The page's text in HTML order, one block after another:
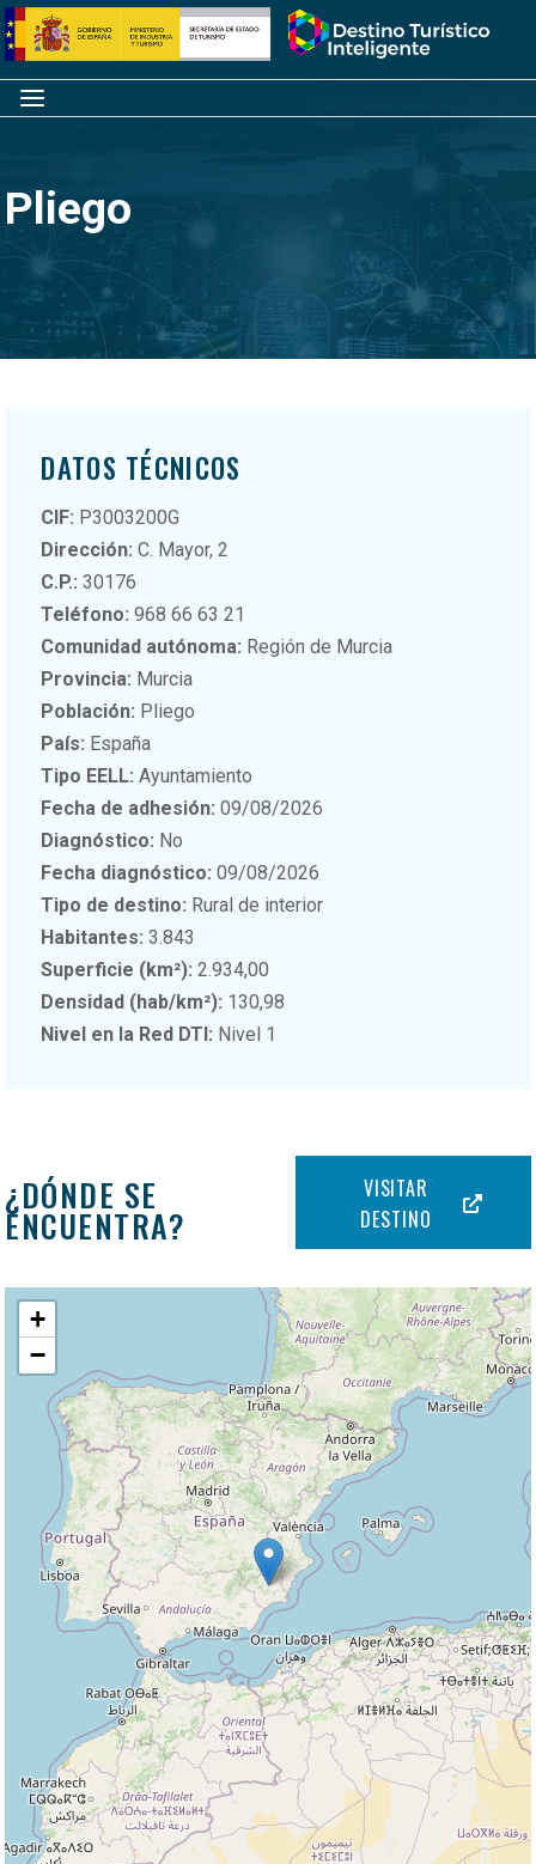
Saltar
al
contenido
Inicio
Menú
Pliego
DATOS TÉCNICOS
CIF: P3003200G
Dirección: C. Mayor, 2
C.P.: 30176
Teléfono: 968 66 63 21
Comunidad autónoma: Región de Murcia
Provincia: Murcia
Población: Pliego
País: España
Tipo EELL: Ayuntamiento
Fecha de adhesión: 09/08/2026
Diagnóstico: No
Fecha diagnóstico: 09/08/2026
Tipo de destino: Rural de interior
Habitantes: 3.843
Superficie (km²): 2.934,00
Densidad (hab/km²): 130,98
Nivel en la Red DTI: Nivel 1
¿DÓNDE SE
ENCUENTRA?
VISITAR
DESTINO
+
−